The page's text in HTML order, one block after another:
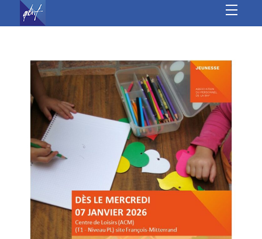
Culture
Sports
Loisirs
Jeunesse &
seniors
Vie Associative